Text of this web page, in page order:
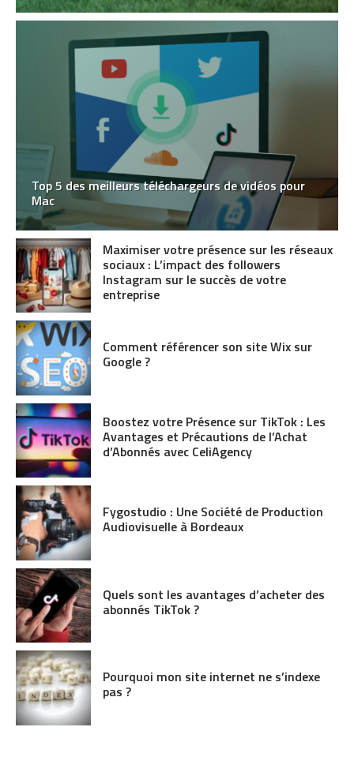
Top 5 des meilleurs téléchargeurs de vidéos pour
Mac
Maximiser votre présence sur les réseaux
sociaux : L’impact des followers
Instagram sur le succès de votre
entreprise
Comment référencer son site Wix sur
Google ?
Boostez votre Présence sur TikTok : Les
Avantages et Précautions de l’Achat
d’Abonnés avec CeliAgency
Fygostudio : Une Société de Production
Audiovisuelle à Bordeaux
Quels sont les avantages d’acheter des
abonnés TikTok ?
Pourquoi mon site internet ne s’indexe
pas ?